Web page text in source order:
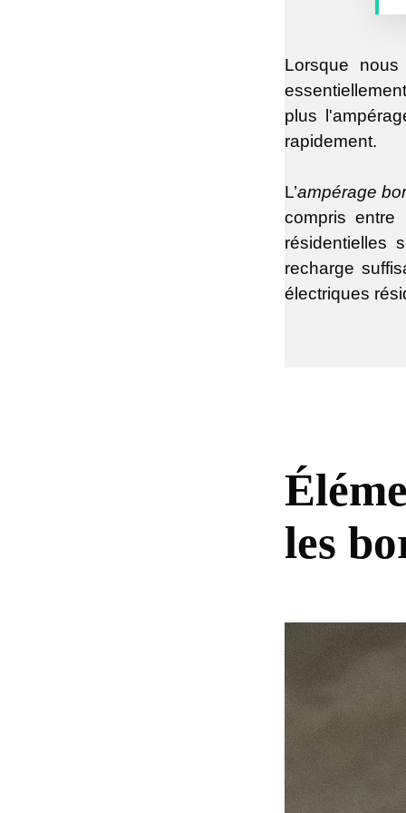
Lorsque
plus
rapidement.
L’ampérage
compris
résidentielles
recharge
électriques
les